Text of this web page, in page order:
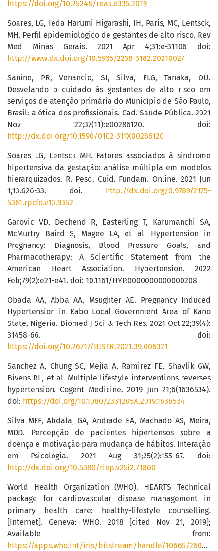
https://doi.org/10.25248/reas.e335.2019
Soares, LG, Ieda Harumi Higarashi, IH, Paris, MC, Lentsck,
MH. Perfil epidemiológico de gestantes de alto risco. Rev
Med Minas Gerais. 2021 Apr 4;31:e-31106 doi:
http://www.dx.doi.org/10.5935/2238-3182.20210027
Sanine, PR, Venancio, SI, Silva, FLG, Tanaka, OU.
Desvelando o cuidado às gestantes de alto risco em
serviços de atenção primária do Município de São Paulo,
Brasil: a ótica dos profissionais. Cad. Saúde Pública. 2021
Nov 22;37(11):e00286120. doi:
http://dx.doi.org/10.1590/0102-311X00286120
Soares LG, Lentsck MH. Fatores associados à síndrome
hipertensiva da gestação: análise múltipla em modelos
hierarquizados. R. Pesq. Cuid. Fundam. Online. 2021 Jun
1;13:626-33. doi:
http://dx.doi.org/0.9789/2175-
5361.rpcfo.v13.9352
Garovic VD, Dechend R, Easterling T, Karumanchi SA,
McMurtry Baird S, Magee LA, et al. Hypertension in
Pregnancy: Diagnosis, Blood Pressure Goals, and
Pharmacotherapy: A Scientific Statement from the
American Heart Association. Hypertension. 2022
Feb;79(2):e21-e41. doi: 10.1161/HYP.0000000000000208
Obada AA, Abba AA, Msughter AE. Pregnancy Induced
Hypertension in Kabo Local Government Area of Kano
State, Nigeria. Biomed J Sci & Tech Res. 2021 Oct 22;39(4):
31458-66. doi:
https://doi.org/10.26717/BJSTR.2021.39.006321
Sanchez A, Chung SC, Mejía A, Ramirez FE, Shavlik GW,
Bivens RL, et al. Multiple lifestyle interventions reverses
hypertension. Cogent Medicine. 2019 Jun 21;6(1636534).
doi: https://doi.org/10.1080/2331205X.2019.1636534
Silva MFF, Abdala, GA, Andrade EA, Machado AS, Meira,
MDD. Percepção de pacientes hipertensos sobre a
doença e motivação para mudança de hábitos. Interação
em Psicologia. 2021 Aug 31;25(2):155-67. doi:
http://dx.doi.org/10.5380/riep.v25i2.71800
World Health Organization (WHO). HEARTS Technical
package for cardiovascular disease management in
primary health care: healthy-lifestyle counselling.
[Internet]. Geneva: WHO. 2018 [cited Nov 21, 2019];
Available from:
https://apps.who.int/iris/bitstream/handle/10665/260422/